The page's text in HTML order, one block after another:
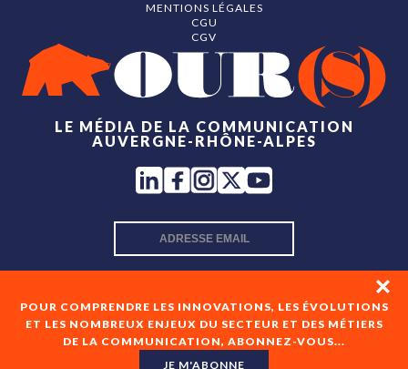
POUR COMPRENDRE LES INNOVATIONS, LES ÉVOLUTIONS
ET LES NOMBREUX ENJEUX DU SECTEUR ET DES MÉTIERS
DE LA COMMUNICATION, ABONNEZ-VOUS...
JE M'ABONNE
LE MÉDIA DE LA COMMUNICATION
AUVERGNE-RHÔNE-ALPES
En cochant cette case, je consens à recevoir les newsletters
MENTIONS LÉGALES
CGU
CGV